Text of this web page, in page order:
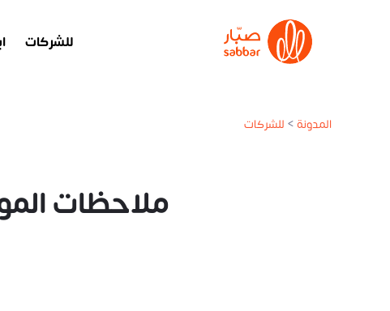
للشركات
المدونة> للشركات
ملاحظات